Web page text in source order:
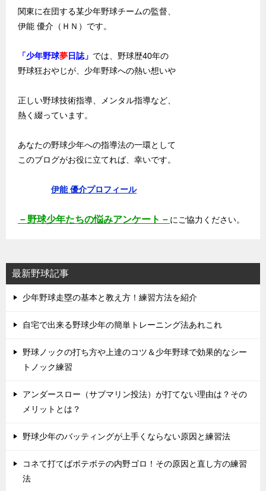
関東に在団する某少年野球チームの監督、
伊能 優介（ＨＮ）です。
「少年野球夢日誌」 では、野球歴40年の
野球狂おやじが、少年野球への熱い想いや
正しい野球技術指導、メンタル指導など、
熱く綴っています。
あなたの野球少年への指導法の一環として
このブログがお役に立てれば、幸いです。
伊能 優介プロフィール
－野球少年たちの悩みアンケート－ にご協力ください。
最新野球記事
少年野球走塁の基本と教え方！練習方法を紹介
自宅で出来る野球少年の簡単トレーニング法あれこれ
野球ノックの打ち方や上達のコツ＆少年野球で効果的なシー
トノック練習
アンダースロー（サブマリン投法）が打てない理由は？その
メリットとは？
野球少年のバッティングが上手くならない原因と練習法
コネて打てばボテボテの内野ゴロ！その原因と直し方の練習
法